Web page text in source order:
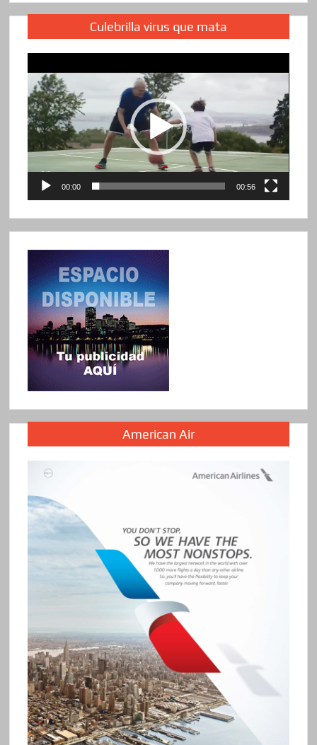
Culebrilla virus que mata
de
vídeo
00:00 00:56
American Air